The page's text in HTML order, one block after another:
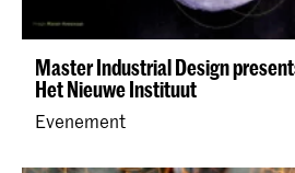
Master Industrial Design
Het Nieuwe Instituut
Evenement